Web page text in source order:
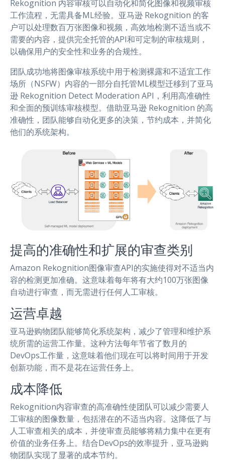
Rekognition 内容审核可以自动化和简化图像和视频审核
工作流程，无需具备ML经验。亚马逊 Rekognition 的客
户可以处理数百万张图像和视频，高效地检测不适当或不
需要的内容，提供完全托管的API和可定制的审核规则，
以确保用户的安全性和业务的合规性。
团队成功地将图像审核系统中用于检测裸露和不适宜工作
场所（NSFW）内容的一部分自托管ML模型迁移到了亚马
逊 Rekognition Detect Moderation API，利用高准确性
和全面的预训练审核模型。借助亚马逊 Rekognition 的高
准确性，团队能够自动化更多的决策，节约成本，并简化
他们的系统架构。
提高的准确性和扩展的审查类别
Amazon Rekognition图像审查API的实施使得对不适当内
容的检测更加准确。这意味着每年将有大约100万张图像
自动进行审查，而无需进行任何人工审核。
运营卓越
亚马逊购物团队能够简化系统架构，减少了管理和维护系
统所需的运营工作量。这种方法每年节省了数月的
DevOps工作量，这意味着他们现在可以将时间用于开发
创新功能，而不是花在运营任务上。
成本降低
Rekognition内容审查的高准确性使团队可以减少需要人
工审核的图像数量，包括潜在的不适当内容。这降低了与
人工审查相关的成本，并使审查员能够将精力集中在更有
价值的业务任务上。结合DevOps的效率提升，亚马逊购
物团队实现了显著的成本节约。